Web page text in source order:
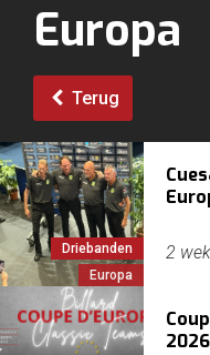
Europa
Terug
Driebanden
Europa
2
2026